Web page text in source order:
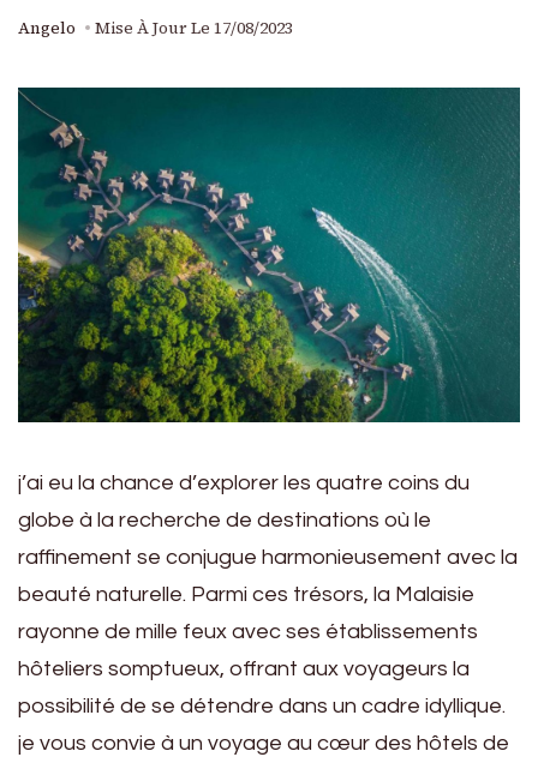
Angelo Mise À Jour Le 17/08/2023
j’ai eu la chance d’explorer les quatre coins du
globe à la recherche de destinations où le
raffinement se conjugue harmonieusement avec la
beauté naturelle. Parmi ces trésors, la Malaisie
rayonne de mille feux avec ses établissements
hôteliers somptueux, offrant aux voyageurs la
possibilité de se détendre dans un cadre idyllique.
je vous convie à un voyage au cœur des hôtels de